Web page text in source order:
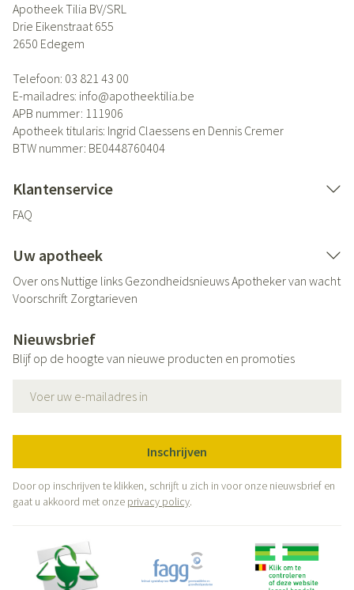
Apotheek Tilia BV/SRL
Drie Eikenstraat 655
2650 Edegem
Telefoon: 03 821 43 00
E-mailadres: info@apotheektilia.be
APB nummer: 111906
Apotheek titularis: Ingrid Claessens en Dennis Cremer
BTW nummer: BE0448760404
Klantenservice
FAQ
Uw apotheek
Over ons Nuttige links GezondheidsnieuwsApotheker van wacht
Voorschrift Zorgtarieven
Nieuwsbrief
Blijf op de hoogte van nieuwe producten en promoties
Inschrijven
Door op inschrijven te klikken, schrijft u zich in voor onze nieuwsbrief en
gaat u akkoord met onze privacy policy.